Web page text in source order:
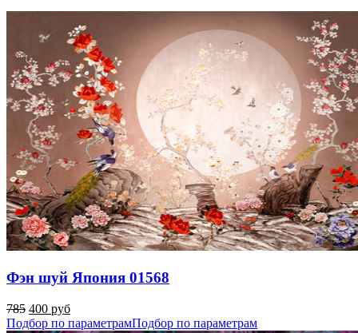
Фэн шуй Япония 01568
785 400 руб
Подбор по параметрамПодбор по параметрам